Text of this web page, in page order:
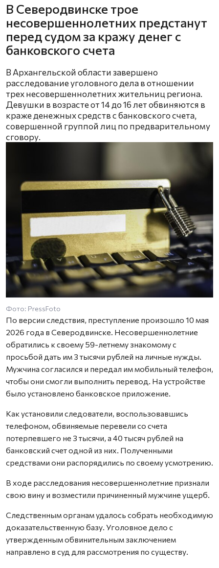
В Северодвинске трое
несовершеннолетних предстанут
перед судом за кражу денег с
банковского счета
В Архангельской области завершено
расследование уголовного дела в отношении
трех несовершеннолетних жительниц региона.
Девушки в возрасте от 14 до 16 лет обвиняются в
краже денежных средств с банковского счета,
совершенной группой лиц по предварительному
сговору.
Фото: PressFoto
По версии следствия, преступление произошло 10 мая
2026 года в Северодвинске. Несовершеннолетние
обратились к своему 59-летнему знакомому с
просьбой дать им 3 тысячи рублей на личные нужды.
Мужчина согласился и передал им мобильный телефон,
чтобы они смогли выполнить перевод. На устройстве
было установлено банковское приложение.
Как установили следователи, воспользовавшись
телефоном, обвиняемые перевели со счета
потерпевшего не 3 тысячи, а 40 тысяч рублей на
банковский счет одной из них. Полученными
средствами они распорядились по своему усмотрению.
В ходе расследования несовершеннолетние признали
свою вину и возместили причиненный мужчине ущерб.
Следственным органам удалось собрать необходимую
доказательственную базу. Уголовное дело с
утвержденным обвинительным заключением
направлено в суд для рассмотрения по существу.